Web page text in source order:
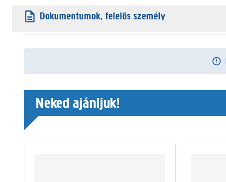
Dokumentumok, felelős személy
Neked ajánljuk!